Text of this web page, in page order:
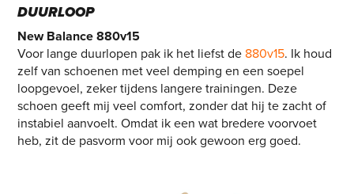
DUURLOOP
New Balance 880v15
Voor lange duurlopen pak ik het liefst de 880v15. Ik houd
zelf van schoenen met veel demping en een soepel
loopgevoel, zeker tijdens langere trainingen. Deze
schoen geeft mij veel comfort, zonder dat hij te zacht of
instabiel aanvoelt. Omdat ik een wat bredere voorvoet
heb, zit de pasvorm voor mij ook gewoon erg goed.